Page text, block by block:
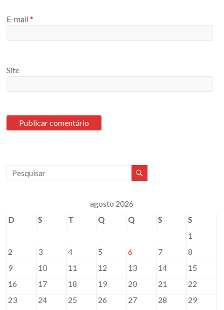
E-mail*
Site
agosto 2026
D
S T Q Q S
S
1
2
3 4 5 6 7
8
9
10 11 12 13 14
15
16
17 18 19 20 21
22
23
24 25 26 27 28
29